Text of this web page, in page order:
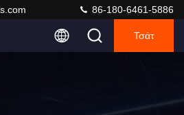
86-180-6461-5886
Τσάτ